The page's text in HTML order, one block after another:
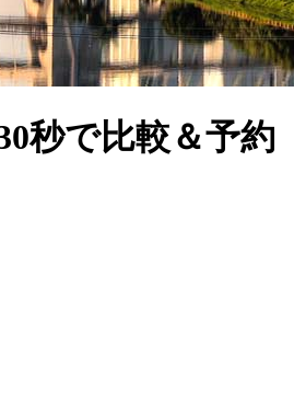
秒で比較＆予約